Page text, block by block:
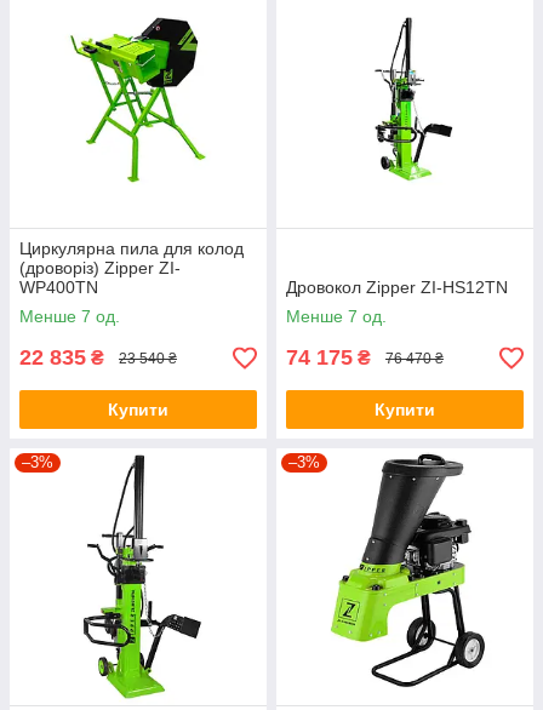
Циркулярна пила для колод
(дроворіз) Zipper ZI-
WP400TN
Менше 7 од.
22 835 ₴ 23 540 ₴
Купити
Дровокол Zipper ZI-HS12TN
Менше 7 од.
74 175 ₴ 76 470 ₴
Купити
–3% –3%